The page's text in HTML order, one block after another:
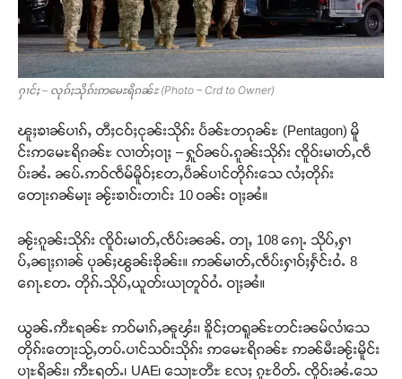
ႁၢင်ႈ – လုၵ်ႈသိုၵ်းဢမေႊရိၵၼ်ႊ (Photo – Crd to Owner)
ၽူႈၶၢၼ်ပၢၵ်ႇ တီႈငဝ်ႈငုၼ်းသိုၵ်း ပႅၼ်ႊတၵုၼ်ႊ (Pentagon) မိူ
င်းဢမေႊရိၵၼ်ႊ လၢတ်ႈဝႃႈ – ႁူဝ်ၼပ်ႉၵူၼ်းသိုၵ်း ၸိူဝ်းမၢတ်ႇၸဵ
ပ်းၼႆႉ ၼပ်ႉဢဝ်ၸဵမ်မိူဝ်ႈတႄႇပဵၼ်ပၢင်တိုၵ်းသေ လႆႈတိုၵ်း
တေႃးၵၼ်မႃး ၼႂ်းၶၢဝ်းတၢင်း 10 ဝၼ်း ဝႃႈၼႆ။
ၼႂ်းၵူၼ်းသိုၵ်း ၸိူဝ်းမၢတ်ႇၸဵပ်းၼၼ်ႉ တႃႇ 108 ၵေႃႉ သိုပ်ႇႁၢ
ပ်ႇၼႃႈၵၢၼ် ပုၼ်ႈၽွၼ်းၶိုၼ်း။ ဢၼ်မၢတ်ႇၸဵပ်းႁၢဝ်ႈႁႅင်းဝႆႉ 8
ၵေႃႉတႄႉ တိုၵ်ႉသိုပ်ႇယူတ်းယႃတူဝ်ဝႆႉ ဝႃႈၼႆ။
ယွၼ်ႉဢီႊရၼ်ႊ ဢဝ်မၢၵ်ႇၼူၾႆး၊ ၶိူင်ႈတရူၼ်ႊတင်းၼမ်လၢႆသေ
တိုၵ်းတေႃးသႂ်ႇတပ်ႉပၢင်သဝ်းသိုၵ်း ဢမေႊရိၵၼ်ႊ ဢၼ်မီးၼႂ်းမိူင်း
ပႃႊရိၼ်း၊ ဢီႊရတ်ႉ၊ UAE၊ သေႃႊတီႊ လႄႈ ၵူႊဝိတ်ႉ ၸိူဝ်းၼႆႉသေ